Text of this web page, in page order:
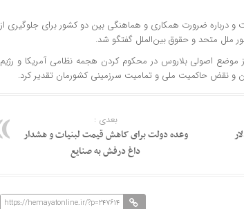
و درباره ضرورت همکاری و هماهنگی بین دو کشور برای جلوگیری از
ملل متحد و حقوق بین‌الملل گفتگو شد.
موضع اصولی بلاروس در محکوم کردن هجمه نظامی آمریکا و رژیم
و نقض حاکمیت ملی و تمامیت سرزمینی کشورمان تقدیر کرد.
بعدی :
وعده دولت برای کاهش قیمت لبنیات و هشدار
داغ درفش به صنایع
https://hemayatonline.ir/?p=247614